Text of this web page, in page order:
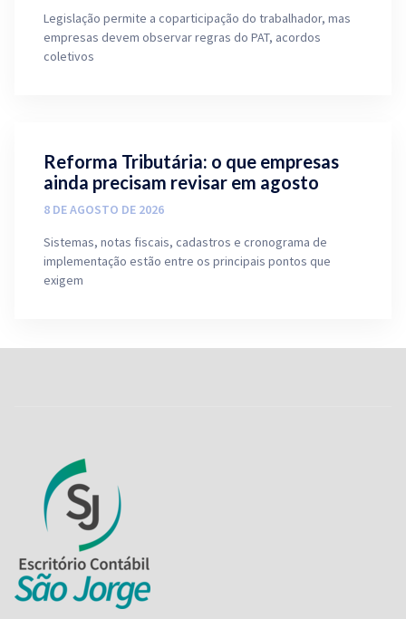
Legislação permite a coparticipação do trabalhador, mas
empresas devem observar regras do PAT, acordos
coletivos
Reforma Tributária: o que empresas
ainda precisam revisar em agosto
8 DE AGOSTO DE 2026
Sistemas, notas fiscais, cadastros e cronograma de
implementação estão entre os principais pontos que
exigem